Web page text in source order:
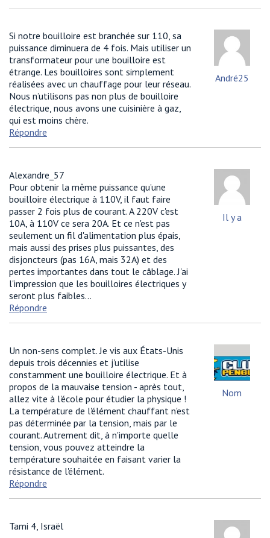
Si notre bouilloire est branchée sur 110, sa
puissance diminuera de 4 fois. Mais utiliser un
transformateur pour une bouilloire est
étrange. Les bouilloires sont simplement
réalisées avec un chauffage pour leur réseau.
Nous n’utilisons pas non plus de bouilloire
électrique, nous avons une cuisinière à gaz,
qui est moins chère.
André25
Répondre
Alexandre_57
Pour obtenir la même puissance qu’une
bouilloire électrique à 110V, il faut faire
passer 2 fois plus de courant. A 220V c'est
10A, à 110V ce sera 20A. Et ce n'est pas
seulement un fil d'alimentation plus épais,
mais aussi des prises plus puissantes, des
disjoncteurs (pas 16A, mais 32A) et des
pertes importantes dans tout le câblage. J'ai
l'impression que les bouilloires électriques y
seront plus faibles...
Il y a
Répondre
Un non-sens complet. Je vis aux États-Unis
depuis trois décennies et j'utilise
constamment une bouilloire électrique. Et à
propos de la mauvaise tension - après tout,
allez vite à l'école pour étudier la physique !
La température de l'élément chauffant n'est
pas déterminée par la tension, mais par le
courant. Autrement dit, à n'importe quelle
tension, vous pouvez atteindre la
température souhaitée en faisant varier la
résistance de l'élément.
Nom
Répondre
Tami 4, Israël